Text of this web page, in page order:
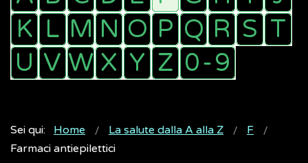
Sei qui: Home La salute dalla A alla Z
F
Farmaci antiepilettici